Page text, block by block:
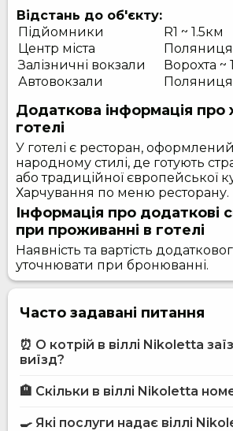
Відстань до об'єкту:
Підйомники
R1 ~ 1.5км
Центр міста
Поляниця
Залізничні вокзали
Ворохта ~
Автовокзали
Поляниця
Додаткова інформація про
готелі
У готелі є ресторан,
народному стилі, де готують
або традиційної європейської
Харчування по меню ресторану.
Інформація про додаткові
при проживанні в готелі
Наявність та вартість
уточнювати при бронюванні.
Часто задавані питання
⏰ О котрій в віллі Nikoletta
виїзд?
🏨 Скільки в віллі Nikoletta
🍳 Які послуги надає віллі